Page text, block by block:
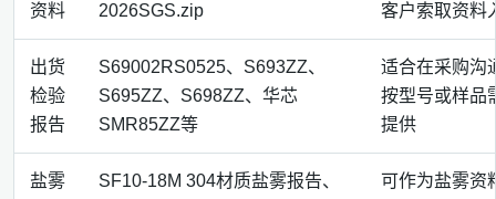
资料
2026SGS.zip
客户索取资料
出货
检验
报告
S69002RS0525、S693ZZ、
S695ZZ、S698ZZ、华芯
SMR85ZZ等
适合在采购沟
按型号或样品
提供
盐雾
SF10-18M 304材质盐雾报告、
可作为盐雾资